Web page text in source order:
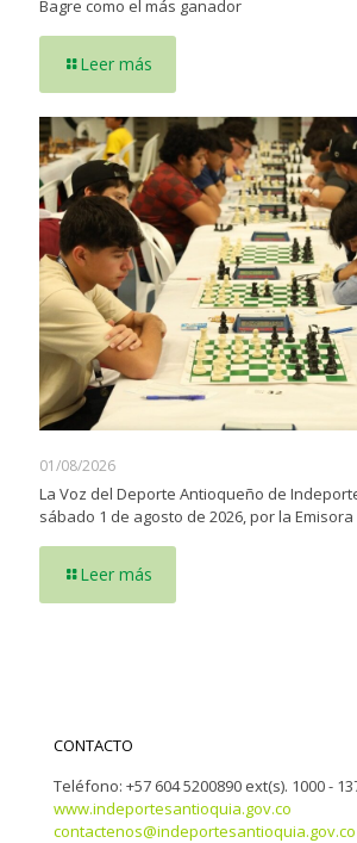
Bagre como el más ganador
Leer más
01/08/2026
La Voz del Deporte Antioqueño de
sábado 1 de agosto de 2026, por la Emisora
Leer más
CONTACTO
Teléfono: +57 604 5200890 ext(s). 1000 -
www.indeportesantioquia.gov.co
contactenos@indeportesantioquia.gov.co